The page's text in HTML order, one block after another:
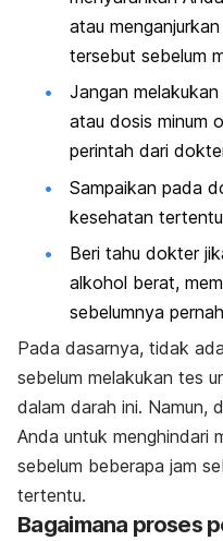
atau
tersebut sebelum
Jangan
atau dosis minum
perintah dari
Sampaikan pada
kesehatan
Beri tahu dokter
alkohol berat,
sebelumnya
Pada dasarnya, tidak
sebelum melakukan tes
dalam darah ini. Namun,
Anda untuk menghindari
sebelum beberapa jam
tertentu.
Bagaimana proses